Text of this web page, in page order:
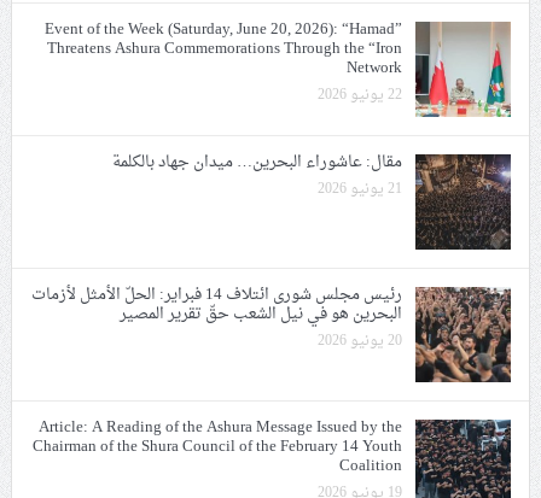
Event of the Week (Saturday, June 20, 2026): “Hamad”
Threatens Ashura Commemorations Through the “Iron
Network
22 يونيو 2026
مقال: عاشوراء البحرين… ميدان جهاد بالكلمة
21 يونيو 2026
رئيس مجلس شورى ائتلاف 14 فبراير: الحلّ الأمثل لأزمات
البحرين هو في نيل الشعب حقّ تقرير المصير
20 يونيو 2026
Article: A Reading of the Ashura Message Issued by the
Chairman of the Shura Council of the February 14 Youth
Coalition